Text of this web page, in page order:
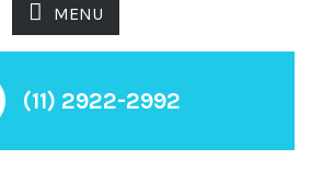
MENU
(11) 2922-2992